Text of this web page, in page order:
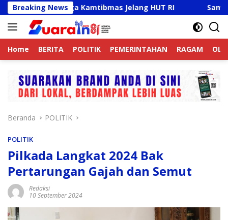
Langsung
ke
konten
Breaking News
Jaga Kamtibmas Jelang HUT RI Sambut HUT RI
Home BERITA POLITIK PEMERINTAHAN RAGAM
Beranda POLITIK
POLITIK
Pilkada Langkat 2024 Bak
Pertarungan Gajah dan Semut
Redaksi
10 September 2024